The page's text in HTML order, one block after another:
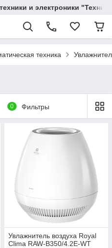
и электроники
техника
0 Фильтры
Увлажнитель воздуха Royal
Clima RAW-B350/4.2E-WT